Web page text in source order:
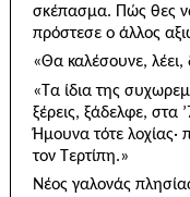
σκέ­πασμα. Πώς θες
πρόστεσε ο άλλος
«Θα καλέσουνε, λέει,
«Τα ίδια της
ξέρεις, ξάδελφε, στα
Ήμουνα τότε
τον Τερτίπη.»
Νέος γαλονάς